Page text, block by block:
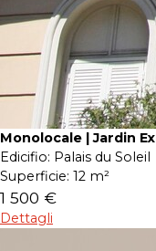
Monolocale | Jardin
Edicifio: Palais du Soleil
Superficie: 12 m²
1 500 €
Dettagli